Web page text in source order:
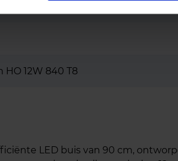
12W 840 T8
LED buis van 90 cm,